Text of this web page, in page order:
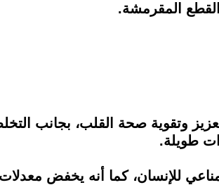
وتقوية صحة القلب، بجانب
طويلة.
للإنسان، كما أنه يخفض معدلات